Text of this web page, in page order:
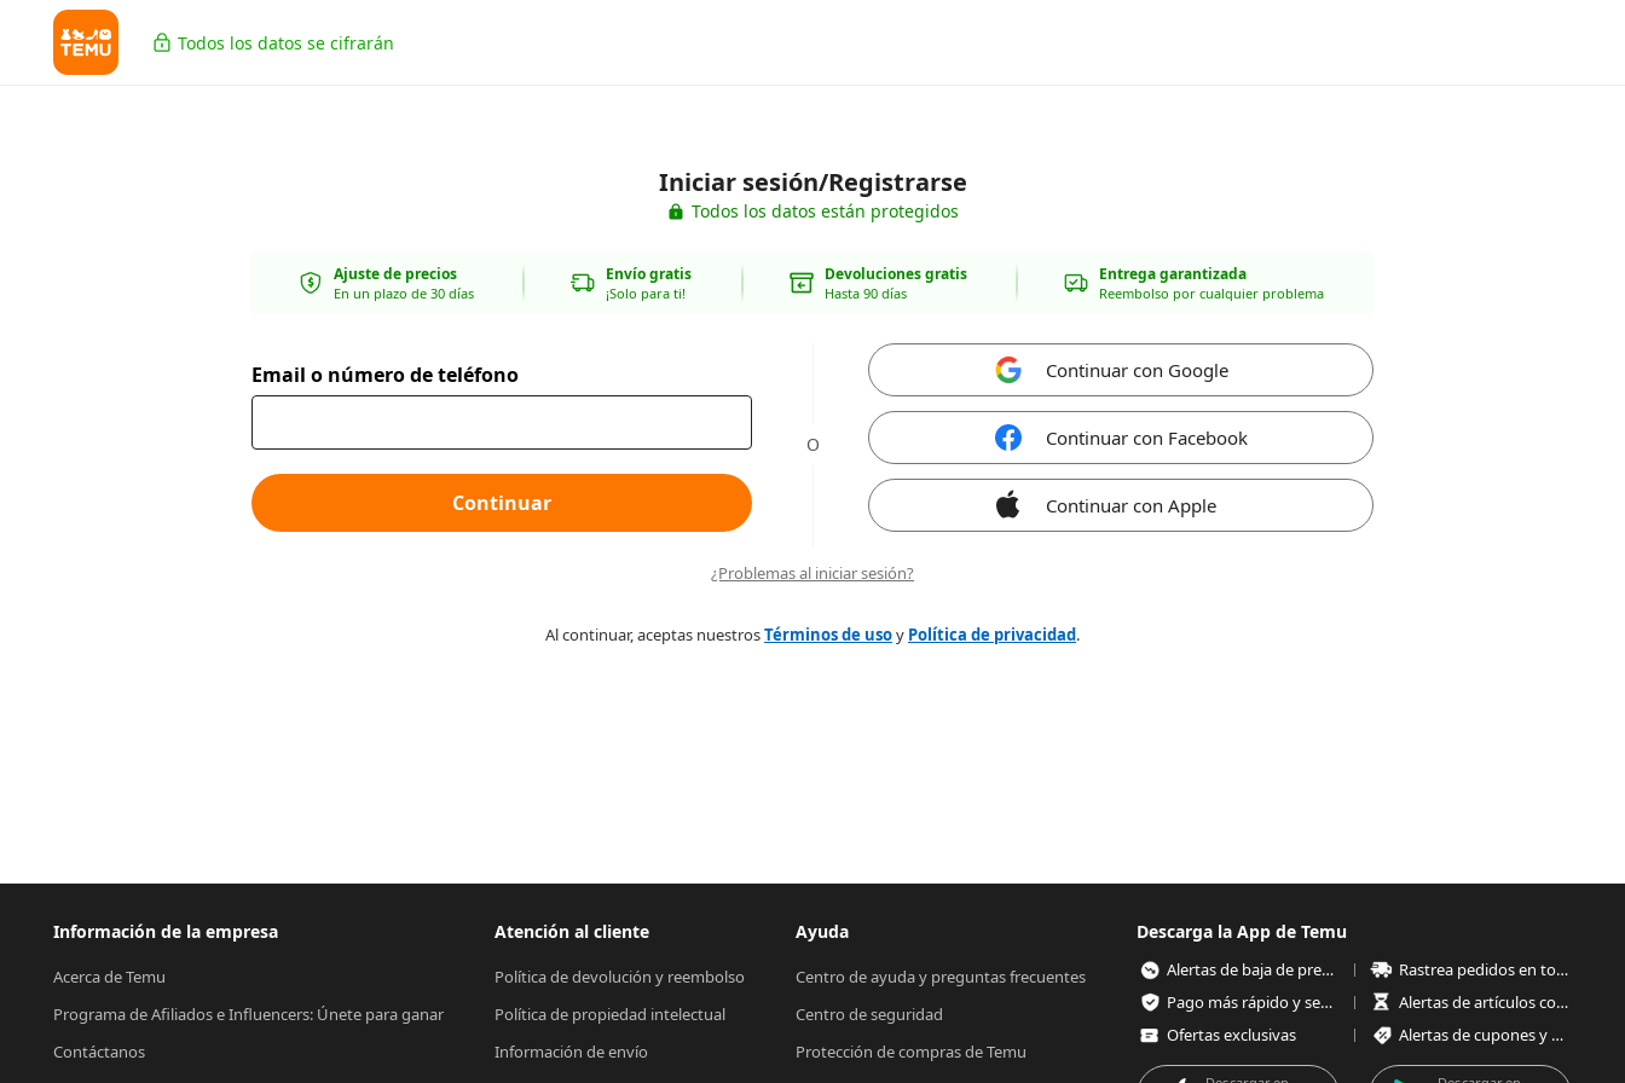
Todos los datos se cifrarán
Iniciar sesión/Registrarse
Todos los datos están protegidos
Ajuste de precios
En un plazo de 30 días
Envío gratis
¡Solo para ti!
Devoluciones gratis
Hasta 90 días
Entrega garantizada
Reembolso por cualquier problema
Email o número de teléfono
Continuar
O
Continuar con Google
Continuar con Facebook
Continuar con Apple
¿Problemas al iniciar sesión?
Al continuar, aceptas nuestrosTérminos de usoy Política de privacidad.
Información de la empresa
Acerca de Temu
Programa de Afiliados e Influencers: Únete para ganar
Contáctanos
Atención al cliente
Política de devolución y reembolso
Política de propiedad intelectual
Información de envío
Ayuda
Centro de ayuda y preguntas frecuentes
Centro de seguridad
Protección de compras de Temu
Descarga la App de Temu
Alertas de baja de precios
Rastrea pedidos en todo momento
Pago más rápido y seguro
Alertas de artículos con poco stock
Ofertas exclusivas
Alertas de cupones y ofertas